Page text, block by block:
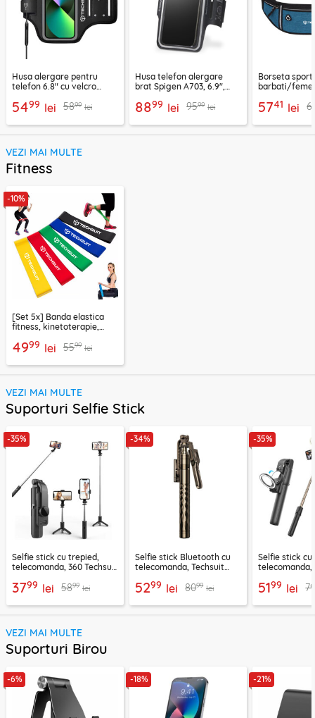
Husa alergare pentru
telefon 6.8" cu velcro
5499 lei 5899 lei
Husa telefon alergare
brat Spigen A703, 6.9",
8899 lei 9599 lei
Borseta
barbati/femei
5741 lei
VEZI MAI MULTE
Fitness
-10%
[Set 5x] Banda elastica
fitness, kinetoterapie,
4999 lei 5599 lei
VEZI MAI MULTE
Suporturi Selfie Stick
-35%
Selfie stick cu trepied,
telecomanda, 360 Techsuit
3799 lei 5899 lei
-34%
Selfie stick Bluetooth cu
telecomanda, Techsuit
5299 lei 8099 lei
-35%
Selfie stick cu
telecomanda,
5199 lei
VEZI MAI MULTE
Suporturi Birou
-6% -18% -21%